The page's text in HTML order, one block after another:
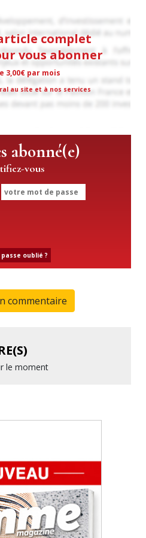
complet
vous abonner
3,00€ par mois
au site et à nos services
abonné(e)
vous
oublié ?
commentaire
le moment